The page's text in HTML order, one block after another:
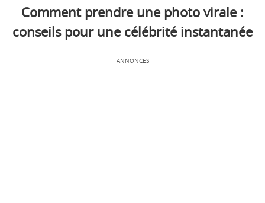
Comment prendre une photo virale :
conseils pour une célébrité instantanée
ANNONCES